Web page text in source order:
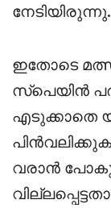
നേടിയിരുന്നു.
ഇതോടെ
സ്പെയിൻ
എടുക്കാതെ
വരാൻ